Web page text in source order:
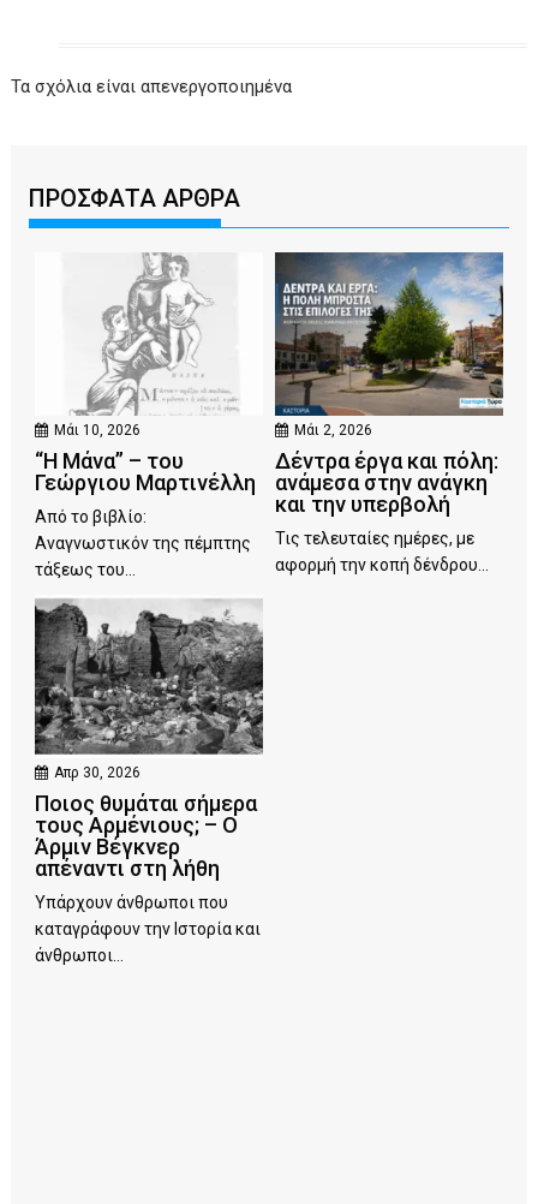
Τα σχόλια είναι απενεργοποιημένα
ΠΡΟΣΦΑΤΑ ΑΡΘΡΑ
Μάι 10, 2026
“Η Μάνα” – του
Γεώργιου Μαρτινέλλη
Από το βιβλίο:
Αναγνωστικόν της πέμπτης
τάξεως του...
Μάι 2, 2026
Δέντρα έργα και πόλη:
ανάμεσα στην ανάγκη
και την υπερβολή
Τις τελευταίες ημέρες, με
αφορμή την κοπή δένδρου...
Απρ 30, 2026
Ποιος θυμάται σήμερα
τους Αρμένιους; – Ο
Άρμιν Βέγκνερ
απέναντι στη λήθη
Υπάρχουν άνθρωποι που
καταγράφουν την Ιστορία και
άνθρωποι...